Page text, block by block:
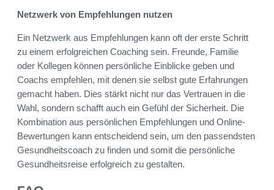
Netzwerk von Empfehlungen nutzen
Ein Netzwerk aus Empfehlungen kann oft der erste Schritt
zu einem erfolgreichen Coaching sein. Freunde, Familie
oder Kollegen können persönliche Einblicke geben und
Coachs empfehlen, mit denen sie selbst gute Erfahrungen
gemacht haben. Dies stärkt nicht nur das Vertrauen in die
Wahl, sondern schafft auch ein Gefühl der Sicherheit. Die
Kombination aus persönlichen Empfehlungen und Online-
Bewertungen kann entscheidend sein, um den passendsten
Gesundheitscoach zu finden und somit die persönliche
Gesundheitsreise erfolgreich zu gestalten.